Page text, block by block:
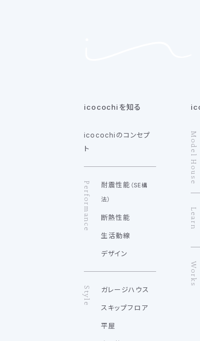
icocochiを知る
icocochiのコンセプ
ト
Performance 耐震性能 （SE構
法）
断熱性能
生活動線
デザイン
Style ガレージハウス
スキップフロア
平屋
Model House
Learn
Works